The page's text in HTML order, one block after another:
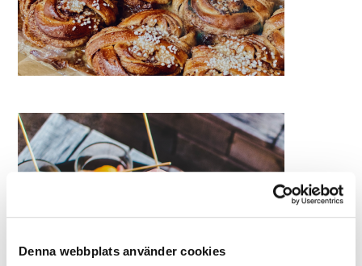
Denna webbplats använder cookies